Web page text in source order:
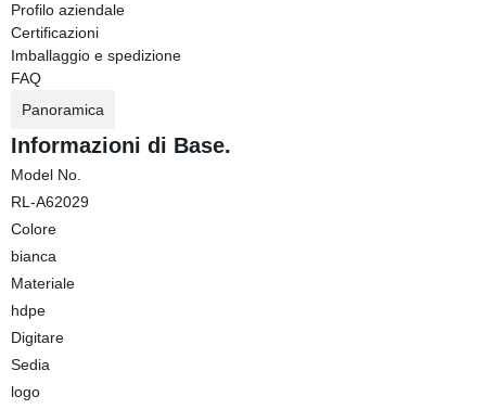
Profilo aziendale
Certificazioni
Imballaggio e spedizione
FAQ
Panoramica
Informazioni di Base.
Model No.
RL-A62029
Colore
bianca
Materiale
hdpe
Digitare
Sedia
logo